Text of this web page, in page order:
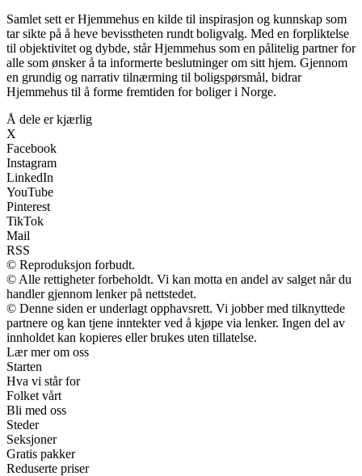
Samlet sett er Hjemmehus en kilde til inspirasjon og kunnskap som
tar sikte på å heve bevisstheten rundt boligvalg. Med en forpliktelse
til objektivitet og dybde, står Hjemmehus som en pålitelig partner for
alle som ønsker å ta informerte beslutninger om sitt hjem. Gjennom
en grundig og narrativ tilnærming til boligspørsmål, bidrar
Hjemmehus til å forme fremtiden for boliger i Norge.
Å dele er kjærlig
X
Facebook
Instagram
LinkedIn
YouTube
Pinterest
TikTok
Mail
RSS
© Reproduksjon forbudt.
© Alle rettigheter forbeholdt. Vi kan motta en andel av salget når du
handler gjennom lenker på nettstedet.
© Denne siden er underlagt opphavsrett. Vi jobber med tilknyttede
partnere og kan tjene inntekter ved å kjøpe via lenker. Ingen del av
innholdet kan kopieres eller brukes uten tillatelse.
Lær mer om oss
Starten
Hva vi står for
Folket vårt
Bli med oss
Steder
Seksjoner
Gratis pakker
Reduserte priser